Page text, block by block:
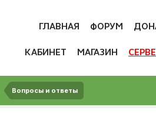
ГЛАВНАЯ ФОРУМ
КАБИНЕТ МАГАЗИН
Вопросы и ответы